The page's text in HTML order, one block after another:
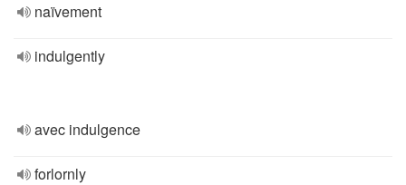
naïvement
indulgently
avec indulgence
forlornly